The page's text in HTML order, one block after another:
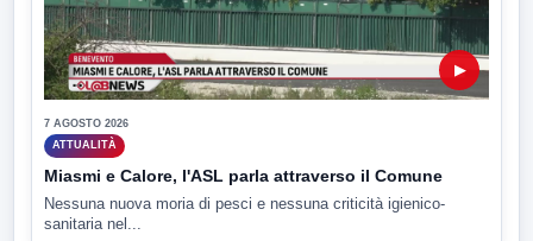
▶
7 AGOSTO 2026
ATTUALITÀ
Miasmi e Calore, l'ASL parla attraverso il Comune
Nessuna nuova moria di pesci e nessuna criticità igienico-
sanitaria nel...